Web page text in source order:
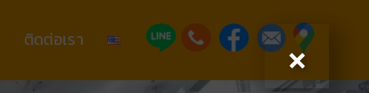
ติดต่อเรา ×